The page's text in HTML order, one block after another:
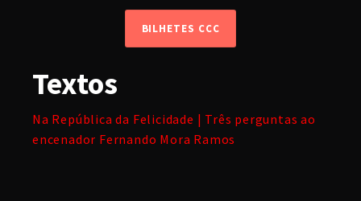
BILHETES CCC
Textos
Na República da Felicidade | Três perguntas ao
encenador Fernando Mora Ramos